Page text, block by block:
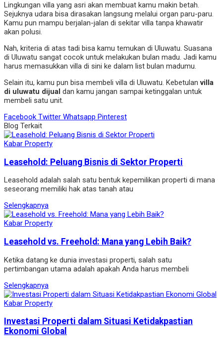
Lingkungan villa yang asri akan membuat kamu makin betah.
Sejuknya udara bisa dirasakan langsung melalui organ paru-paru.
Kamu pun mampu berjalan-jalan di sekitar villa tanpa khawatir
akan polusi.
Nah, kriteria di atas tadi bisa kamu temukan di Uluwatu. Suasana
di Uluwatu sangat cocok untuk melakukan bulan madu. Jadi kamu
harus memasukkan villa di sini ke dalam list bulan madumu.
Selain itu, kamu pun bisa membeli villa di Uluwatu. Kebetulanvilla
di uluwatu dijual dan kamu jangan sampai ketinggalan untuk
membeli satu unit.
Facebook Twitter Whatsapp Pinterest
Blog Terkait
Kabar Property
Leasehold: Peluang Bisnis di Sektor Properti
Leasehold adalah salah satu bentuk kepemilikan properti di mana
seseorang memiliki hak atas tanah atau
Selengkapnya
Kabar Property
Leasehold vs. Freehold: Mana yang Lebih Baik?
Ketika datang ke dunia investasi properti, salah satu
pertimbangan utama adalah apakah Anda harus membeli
Selengkapnya
Kabar Property
Investasi Properti dalam Situasi Ketidakpastian
Ekonomi Global